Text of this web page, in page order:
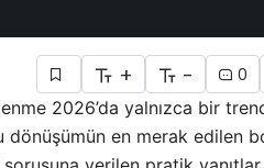
+ -
0
2026’da yalnızca bir
dönüşümün en merak edilen